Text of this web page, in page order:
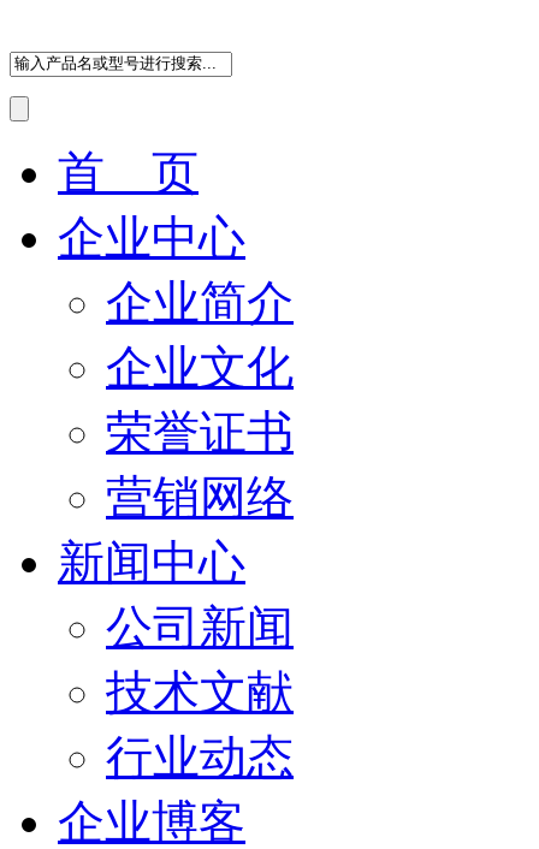
首 页
企业中心
企业简介
企业文化
荣誉证书
营销网络
新闻中心
公司新闻
技术文献
行业动态
企业博客